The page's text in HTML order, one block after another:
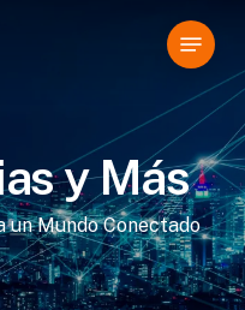
Menu
yMás
un Mundo Conectado